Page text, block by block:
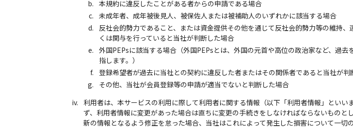
本規約に違反したことがある者からの申請である場合
未成年者、成年被後見人、被保佐人または被補助人のいずれかに該当する場合
反社会的勢力であること、または資金提供その他を通じて反社会的勢力等の維持
くは関与を行っていると当社が判断した場合
外国PEPsに該当する場合（外国PEPsとは、外国の元首や高位の政治家など、過
指します。）
登録希望者が過去に当社との契約に違反した者またはその関係者であると当社が判
その他、当社が会員登録等の申請が適当でないと判断した場合
利用者は、本サービスの利用に際して利用者に関する情報（以下「利用者情報」とい
ず、利用者情報に変更があった場合は直ちに変更の手続きをしなければならないもの
新の情報となるよう修正を怠った場合、当社はこれによって発生した損害について一切